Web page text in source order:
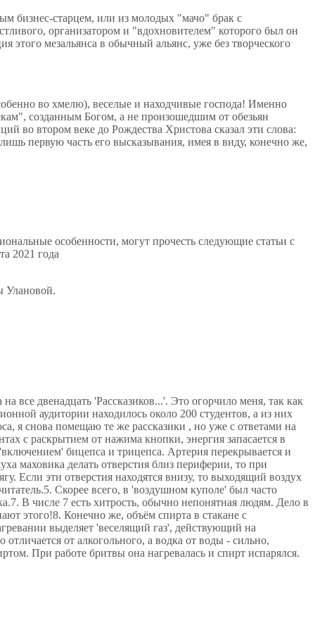
бизнес-старцем, или из молодых "мачо" брак с
организатором и "вдохновителем" которого был он
этого мезальянса в обычный альянс, уже без творческого
во хмелю), веселые и находчивые господа! Именно
созданным Богом, а не произошедшим от обезьян
во втором веке до Рождества Христова сказал эти слова:
первую часть его высказывания, имея в виду, конечно же,
особенности, могут прочесть следующие статьи с
2021 года
Улановой.
все двенадцать 'Рассказиков...'. Это огорчило меня, так как
аудитории находилось около 200 студентов, а из них
я снова помещаю те же рассказики , но уже с ответами на
с раскрытием от нажима кнопки, энергия запасается в
бицепса и трицепса. Артерия перекрывается и
маховика делать отверстия близ периферии, то при
Если эти отверстия находятся внизу, то выходящий воздух
Скорее всего, в 'воздушном куполе' был часто
В числе 7 есть хитрость, обычно непонятная людям. Дело в
этого!8. Конечно же, объём спирта в стакане с
выделяет 'веселящий газ', действующий на
от алкогольного, а водка от воды - сильно,
При работе бритвы она нагревалась и спирт испарялся.